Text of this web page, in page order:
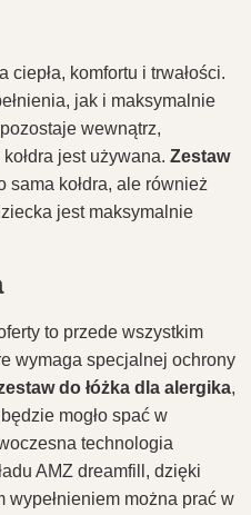
ciepła, komfortu i trwałości.
jak i maksymalnie
wewnątrz,
jest używana. Zestaw
sama kołdra, ale również
jest maksymalnie
to przede wszystkim
wymaga specjalnej ochrony
do łóżka dla alergika,
mogło spać w
technologia
AMZ dreamfill, dzięki
wypełnieniem można prać w